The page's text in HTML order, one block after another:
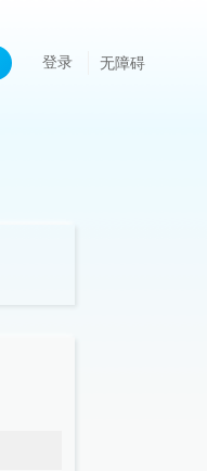
登录 无障碍